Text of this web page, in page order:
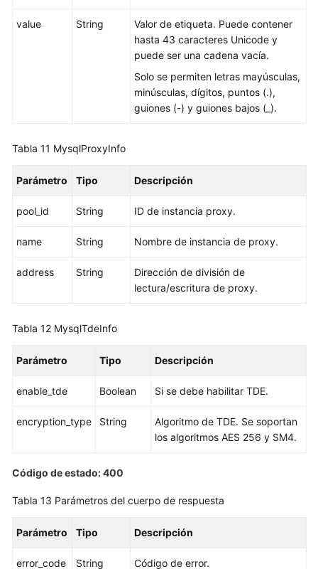
sin
conmutación
falla
una
de
una
de
de
Gestión
plantillas
parámetros
Gestión
value String
Valor de etiqueta. Puede contener
hasta 43 caracteres Unicode y
puede ser una cadena vacía.
Solo se permiten letras mayúsculas,
minúsculas, dígitos, puntos (.),
guiones (-) y guiones bajos (_).
Tabla 11 MysqlProxyInfo
Parámetro Tipo Descripción
pool_id String ID de instancia proxy.
name String Nombre de instancia de proxy.
address String
Dirección de división de
lectura/escritura de proxy.
Tabla 12 MysqlTdeInfo
Parámetro Tipo Descripción
enable_tde Boolean Si se debe habilitar TDE.
encryption_type String
Algoritmo de TDE. Se soportan
los algoritmos AES 256 y SM4.
Código de estado: 400
Tabla 13 Parámetros del cuerpo de respuesta
Parámetro Tipo Descripción
error_code String Código de error.